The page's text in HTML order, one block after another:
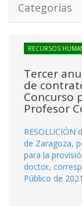
Categorías
RECURSOS
Tercer
de
Concurso
Profesor
RESOLUCIÓN
de Zaragoza,
para la
doctor,
Público de